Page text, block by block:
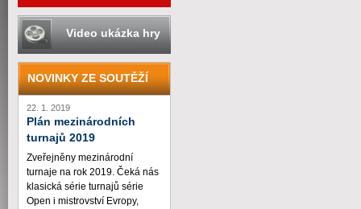
Video ukázka hry
NOVINKY ZE SOUTĚŽÍ
22. 1. 2019
Plán mezinárodních
turnajů 2019
Zveřejněny mezinárodní
turnaje na rok 2019. Čeká nás
klasická série turnajů série
Open i mistrovství Evropy,